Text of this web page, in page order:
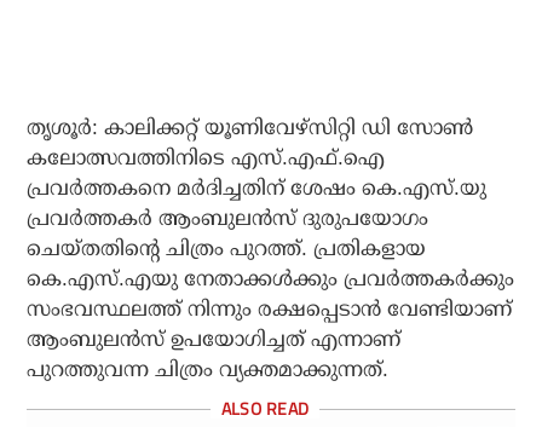
തൃശൂര്‍: കാലിക്കറ്റ് യൂണിവേഴ്‌സിറ്റി ഡി സോണ്‍
കലോത്സവത്തിനിടെ എസ്.എഫ്.ഐ
പ്രവര്‍ത്തകനെ മര്‍ദിച്ചതിന് ശേഷം കെ.എസ്.യു
പ്രവര്‍ത്തകര്‍ ആംബുലന്‍സ് ദുരുപയോഗം
ചെയ്തതിന്റെ ചിത്രം പുറത്ത്. പ്രതികളായ
കെ.എസ്.എയു നേതാക്കള്‍ക്കും പ്രവര്‍ത്തകര്‍ക്കും
സംഭവസ്ഥലത്ത് നിന്നും രക്ഷപ്പെടാന്‍ വേണ്ടിയാണ്
ആംബുലന്‍സ് ഉപയോഗിച്ചത് എന്നാണ്
പുറത്തുവന്ന ചിത്രം വ്യക്തമാക്കുന്നത്.